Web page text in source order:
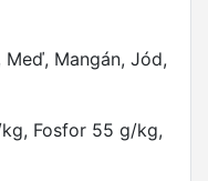
Meď, Mangán, Jód,
Fosfor 55 g/kg,